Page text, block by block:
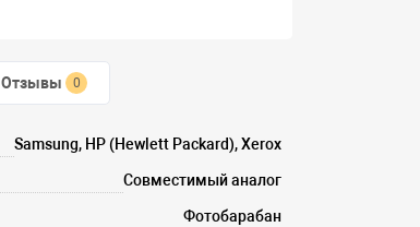
Отзывы 0
Samsung, HP (Hewlett Packard), Xerox
Совместимый аналог
Фотобарабан